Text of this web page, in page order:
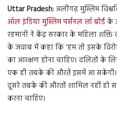
Uttar Pradesh:अलीगढ़ मुस्लिम
ऑल इंडिया मुस्लिम पर्सनल लॉ बोर्डके
रहमानी ने केंद्र सरकार के महिला
के जवाब में कहा कि ‘हम तो इसके
का आरक्षण होना चाहिए। दलितों के
एक ही तबके की औरतें इसमें आ सकेंगी।
दूसरे तबके की औरतों शामिल नहीं हो
करना चाहिए।